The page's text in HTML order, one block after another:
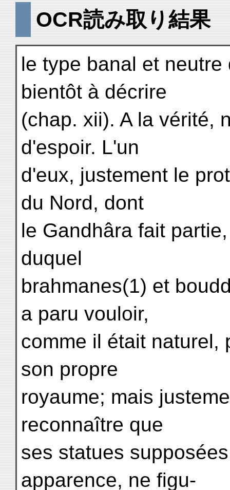
OCR読み取り結果
le type banal et
bientôt à décrire
(chap. xii). A la vérité,
d'espoir. L'un
d'eux, justement le
du Nord, dont
le Gandhâra fait
duquel
brahmanes(1) et
a paru vouloir,
comme il était naturel,
son propre
royaume; mais
reconnaître que
ses statues
apparence, ne figu-